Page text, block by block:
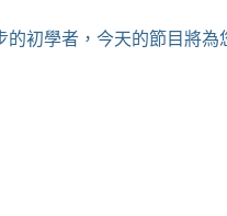
初學者，今天的節目將